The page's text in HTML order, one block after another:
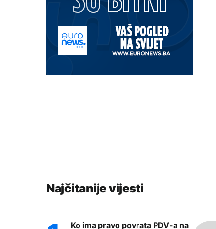
Najčitanije vijesti
Ko ima pravo povrata PDV-a na